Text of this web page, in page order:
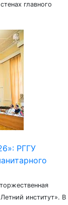
главного
РГГУ
институт». В